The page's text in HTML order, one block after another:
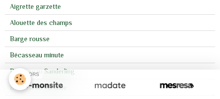
Aigrette garzette
Alouette des champs
Barge rousse
Bécasseau minute
Bécasseau Sanderling
Bécasseau variable
SPONSORS